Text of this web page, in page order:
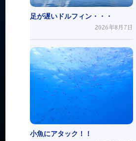
足が遅いドルフィン・・・
2026年8月7日
小魚にアタック！！